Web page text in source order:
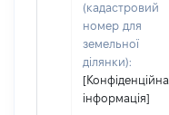
(кадастровий
номер для
земельної
ділянки):
[Конфіденційна
інформація]